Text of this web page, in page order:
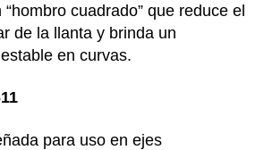
cuadrado” que reduce el
de la llanta y brinda un
en curvas.
para uso en ejes